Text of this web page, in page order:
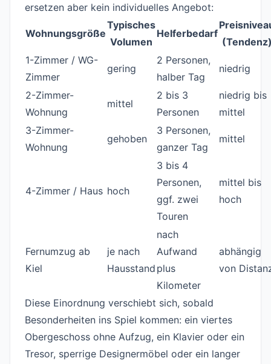
ersetzen aber kein individuelles Angebot:
Wohnungsgröße
Typisches
Volumen
Helferbedarf
1-Zimmer / WG-
Zimmer
gering
2 Personen,
halber Tag
niedrig
2-Zimmer-
Wohnung
mittel
2 bis 3
Personen
niedrig bis
mittel
3-Zimmer-
Wohnung
gehoben
3 Personen,
ganzer Tag
mittel
4-Zimmer / Haus hoch
3 bis 4
Personen,
ggf. zwei
Touren
mittel bis
hoch
Fernumzug ab
Kiel
je nach
Hausstand
nach
Aufwand
plus
Kilometer
abhängig
von
Diese Einordnung verschiebt sich, sobald
Besonderheiten ins Spiel kommen: ein viertes
Obergeschoss ohne Aufzug, ein Klavier oder ein
Tresor, sperrige Designermöbel oder ein langer